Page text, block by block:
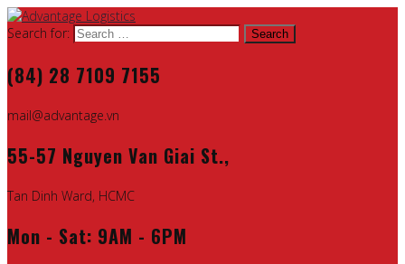
Search for:
(84) 28 7109 7155
mail@advantage.vn
55-57 Nguyen Van Giai St.,
Tan Dinh Ward, HCMC
Mon - Sat: 9AM - 6PM